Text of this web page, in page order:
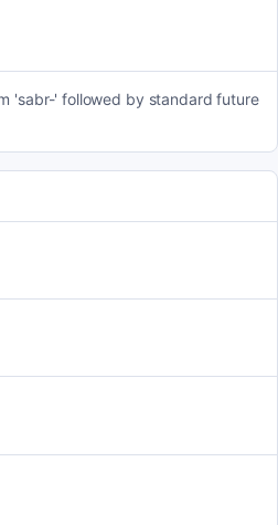
'sabr-' followed by standard future